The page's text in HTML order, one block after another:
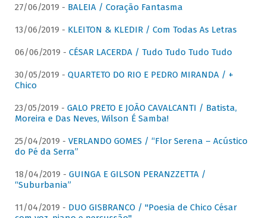
27/06/2019 - BALEIA / Coração Fantasma
13/06/2019 - KLEITON & KLEDIR / Com Todas As Letras
06/06/2019 - CÉSAR LACERDA / Tudo Tudo Tudo Tudo
30/05/2019 - QUARTETO DO RIO E PEDRO MIRANDA / +
Chico
23/05/2019 - GALO PRETO E JOÃO CAVALCANTI / Batista,
Moreira e Das Neves, Wilson É Samba!
25/04/2019 - VERLANDO GOMES / “Flor Serena – Acústico
do Pé da Serra”
18/04/2019 - GUINGA E GILSON PERANZZETTA /
“Suburbania”
11/04/2019 - DUO GISBRANCO / "Poesia de Chico César